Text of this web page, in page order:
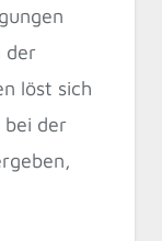
der
löst sich
bei der